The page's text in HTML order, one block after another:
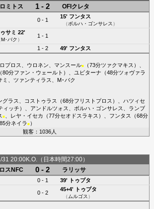
ミトス
1 - 2 OFIクレタ
0 - 1
15' フンタス
（ボルハ・ゴンサレス ）
サミ 22'
M･バク ）
1 - 1
1 - 2 49' フンタス
プロス ウロネン マンスール■（73分ツァクマキス ）、
（80分ファン・ウェールト ）、 ユビターナ （48分ツォヴァラ
ミ ツァンティラス M･バク
グラス コストゥラス （68分フリストプロス ）、 ハツィセ
ィッチ ）、 アンドルツォス ボルハ・ゴンサレス
ランブ
■、 レヤ・イセカ （77分セオドスラキス ）、 フンタス
（68分
分ネイラ ■）
観客：1036人
31 20:00K.O.（日本時間27:00）
スNFC
0 - 2 ラリッサ
0 - 1 39' トゥプタ
0 - 2
45+4' トゥプタ
（ ムルゴス ）